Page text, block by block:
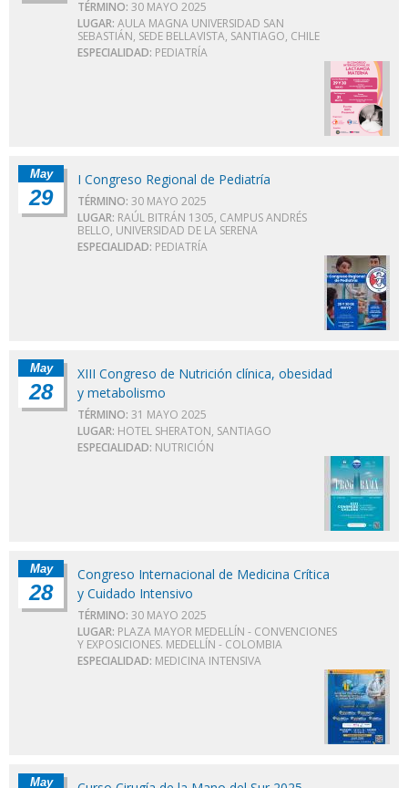
TÉRMINO: 30 MAYO 2025
LUGAR: AULA MAGNA UNIVERSIDAD SAN
SEBASTIÁN, SEDE BELLAVISTA, SANTIAGO, CHILE
ESPECIALIDAD: PEDIATRÍA
May
29
I Congreso Regional de Pediatría
TÉRMINO: 30 MAYO 2025
LUGAR: RAÚL BITRÁN 1305, CAMPUS ANDRÉS
BELLO, UNIVERSIDAD DE LA SERENA
ESPECIALIDAD: PEDIATRÍA
May
28
XIII Congreso de Nutrición clínica, obesidad
y metabolismo
TÉRMINO: 31 MAYO 2025
LUGAR: HOTEL SHERATON, SANTIAGO
ESPECIALIDAD: NUTRICIÓN
May
28
Congreso Internacional de Medicina Crítica
y Cuidado Intensivo
TÉRMINO: 30 MAYO 2025
LUGAR: PLAZA MAYOR MEDELLÍN - CONVENCIONES
Y EXPOSICIONES. MEDELLÍN - COLOMBIA
ESPECIALIDAD: MEDICINA INTENSIVA
May